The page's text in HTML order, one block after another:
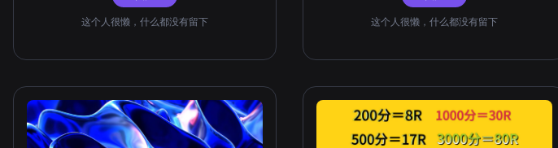
这个人很懒，什么都没有留下 这个人很懒，什么都没有留下